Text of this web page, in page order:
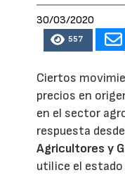
30/03/2020
557
Ciertos
precios en
en el sector
respuesta
Agricultores y
utilice el estado